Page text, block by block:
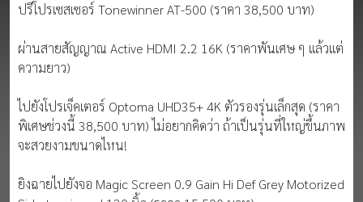
ปรีโปรเซสเซอร์ Tonewinner AT-500 (ราคา 38,500 บาท)
ผ่านสายสัญญาณ Active HDMI 2.2 16K (ราคาพันเศษ ๆ แล้วแต่
ความยาว)
ไปยังโปรเจ็คเตอร์ Optoma UHD35+ 4K ตัวรองรุ่นเล็กสุด (ราคา
พิเศษช่วงนี้ 38,500 บาท) ไม่อยากคิดว่า ถ้าเป็นรุ่นที่ใหญ่ขึ้นภาพ
จะสวยงามขนาดไหน!
ยิงฉายไปยังจอ Magic Screen 0.9 Gain Hi Def Grey Motorized